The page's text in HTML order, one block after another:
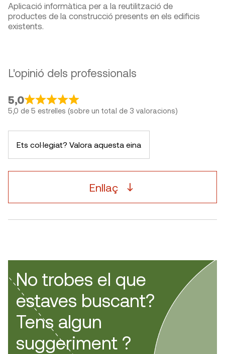
Aplicació informàtica per a la reutilització de
productes de la construcció presents en els edificis
existents.
L'opinió dels professionals
5,0
5,0 de 5 estrelles (sobre un total de 3 valoracions)
Ets col·legiat? Valora aquesta eina
Enllaç
No trobes el que
estaves buscant?
Tens algun
suggeriment ?